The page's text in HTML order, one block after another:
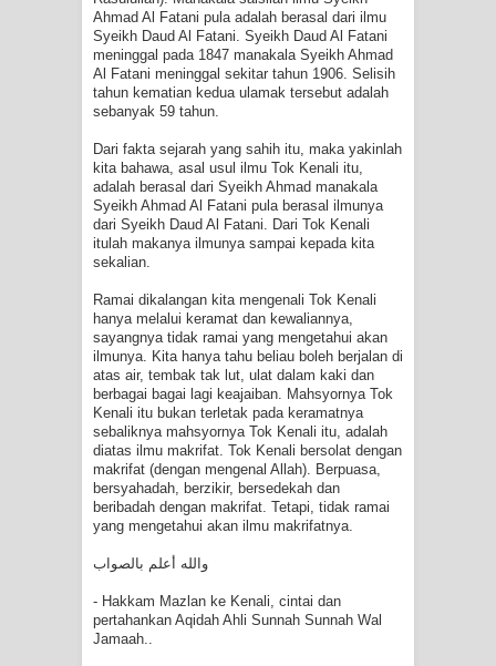
Ahmad Al Fatani pula adalah berasal dari ilmu
Syeikh Daud Al Fatani. Syeikh Daud Al Fatani
meninggal pada 1847 manakala Syeikh Ahmad
Al Fatani meninggal sekitar tahun 1906. Selisih
tahun kematian kedua ulamak tersebut adalah
sebanyak 59 tahun.
Dari fakta sejarah yang sahih itu, maka yakinlah
kita bahawa, asal usul ilmu Tok Kenali itu,
adalah berasal dari Syeikh Ahmad manakala
Syeikh Ahmad Al Fatani pula berasal ilmunya
dari Syeikh Daud Al Fatani. Dari Tok Kenali
itulah makanya ilmunya sampai kepada kita
sekalian.
Ramai dikalangan kita mengenali Tok Kenali
hanya melalui keramat dan kewaliannya,
sayangnya tidak ramai yang mengetahui akan
ilmunya. Kita hanya tahu beliau boleh berjalan di
atas air, tembak tak lut, ulat dalam kaki dan
berbagai bagai lagi keajaiban. Mahsyornya Tok
Kenali itu bukan terletak pada keramatnya
sebaliknya mahsyornya Tok Kenali itu, adalah
diatas ilmu makrifat. Tok Kenali bersolat dengan
makrifat (dengan mengenal Allah). Berpuasa,
bersyahadah, berzikir, bersedekah dan
beribadah dengan makrifat. Tetapi, tidak ramai
yang mengetahui akan ilmu makrifatnya.
والله أعلم بالصواب
- ‎Hakkam Mazlan‎ ke Kenali, cintai dan
pertahankan Aqidah Ahli Sunnah Sunnah Wal
Jamaah..